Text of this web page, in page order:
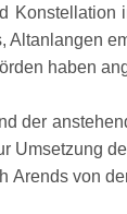
Konstellation
Altanlangen
haben
der
Umsetzung
Arends von